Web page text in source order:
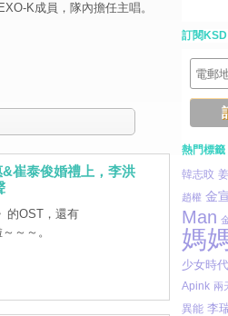
K成員，隊內擔任主唱。
崔泰俊婚禮上，李洪
的OST，還有
～～。
訂閱KSD
熱門標籤
韓志旼
趙權 金
Man
媽
少女時代
Apink 兩
異能 李